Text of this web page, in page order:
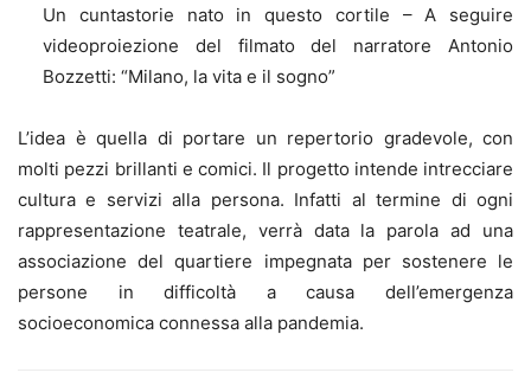
Un cuntastorie nato in questo cortile – A seguire
videoproiezione del filmato del narratore Antonio
Bozzetti: “Milano, la vita e il sogno”
L’idea è quella di portare un repertorio gradevole, con
molti pezzi brillanti e comici. Il progetto intende intrecciare
cultura e servizi alla persona. Infatti al termine di ogni
rappresentazione teatrale, verrà data la parola ad una
associazione del quartiere impegnata per sostenere le
persone in difficoltà a causa dell’emergenza
socioeconomica connessa alla pandemia.